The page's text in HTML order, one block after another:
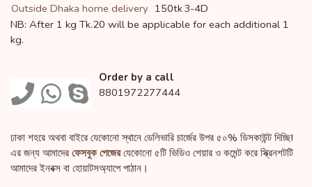
Outside Dhaka home delivery 150tk3-4D
NB: After 1 kg Tk.20 will be applicable for each additional 1
kg.
Order by a call
8801972277444
ঢাকা শহরে অথবা বাইরে যেকোনো স্থানে ডেলিভারি চার্জের উপর ৫০% ডিসকাউন্ট দিচ্ছি!
এর জন্য আমাদের ফেসবুক পেজেরযেকোনো ৫টি ভিডিও শেয়ার ও কমেন্ট করে স্ক্রিনশটটি
আমাদের ইনবক্স বা হোয়াটসঅ্যাপে পাঠান।